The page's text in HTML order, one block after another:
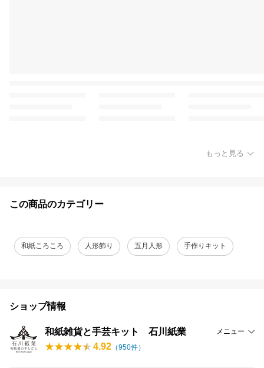
もっと見る
この商品のカテゴリー
和紙ころころ 人形飾り 五月人形 手作りキット
ショップ情報
和紙雑貨と手芸キット 石川紙業 メニュー
4.92 （950件）